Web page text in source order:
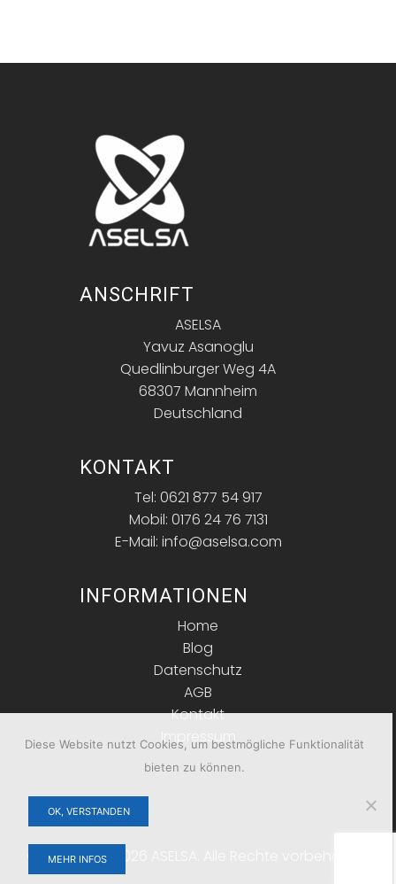
ANSCHRIFT
ASELSA
Yavuz Asanoglu
Quedlinburger Weg 4A
68307 Mannheim
Deutschland
KONTAKT
Tel: 0621 877 54 917
Mobil: 0176 24 76 7131
E-Mail: info@aselsa.com
INFORMATIONEN
Home
Blog
Datenschutz
AGB
Kontakt
Impressum
Copyright © 2026 ASELSA. Alle Rechte vorbehalten.
Diese Website nutzt Cookies, um bestmögliche Funktionalität
bieten zu können.
OK, VERSTANDEN
MEHR INFOS